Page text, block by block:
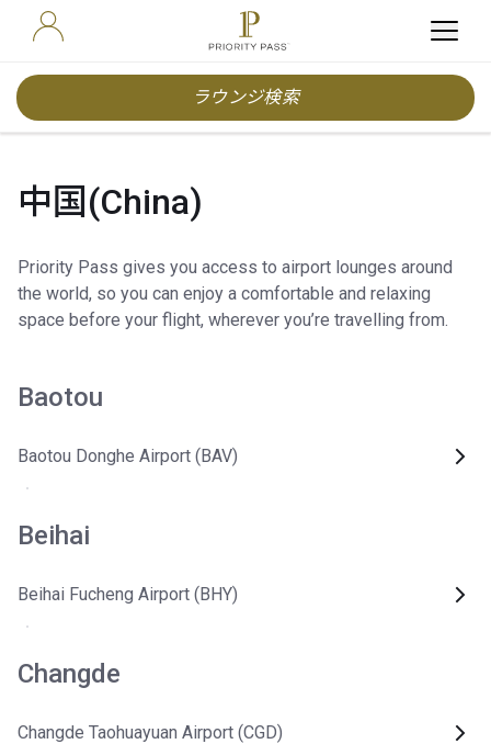
ラウンジ検索
中国(China)
Priority Pass gives you access to airport lounges around
the world, so you can enjoy a comfortable and relaxing
space before your flight, wherever you’re travelling from.
Baotou
Baotou Donghe Airport (BAV)
Beihai
Beihai Fucheng Airport (BHY)
Changde
Changde Taohuayuan Airport (CGD)